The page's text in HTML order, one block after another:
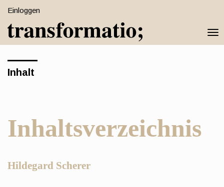
Schnell
zum
Seiteninhalt
Hauptnavigation
Einloggen
Inhalt
Inhaltsverzeichnis
Hauptsächlicher
Hildegard Scherer